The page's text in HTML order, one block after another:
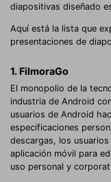
diapositivas diseñado
Aquí está la lista que
presentaciones de
1. FilmoraGo
El monopolio de la
industria de Android
usuarios de Android
especificaciones
descargas, los
aplicación móvil para
uso personal y